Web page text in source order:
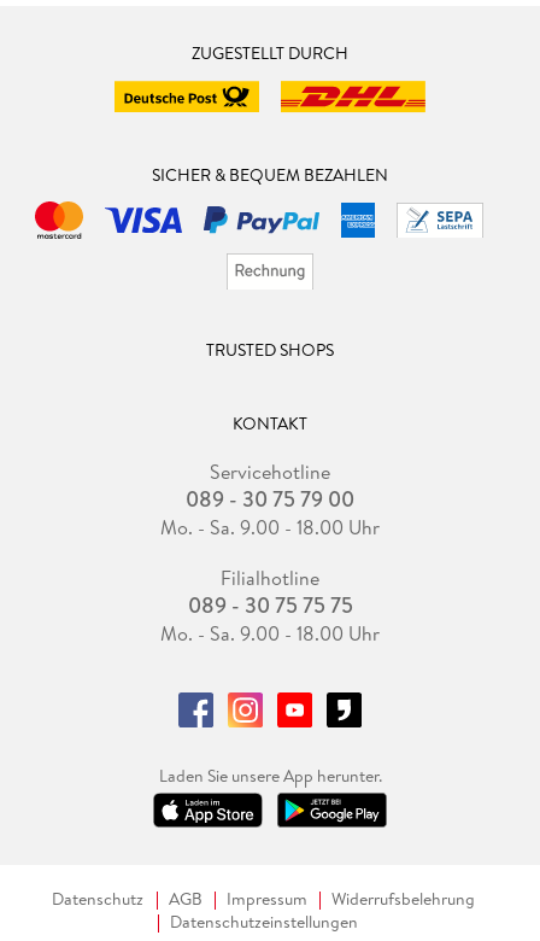
ZUGESTELLT DURCH
SICHER & BEQUEM BEZAHLEN
TRUSTED SHOPS
KONTAKT
Servicehotline
089 - 30 75 79 00
Mo. - Sa. 9.00 - 18.00 Uhr
Filialhotline
089 - 30 75 75 75
Mo. - Sa. 9.00 - 18.00 Uhr
Laden Sie unsere App herunter.
Datenschutz AGB Impressum
Widerrufsbelehrung
Datenschutzeinstellungen